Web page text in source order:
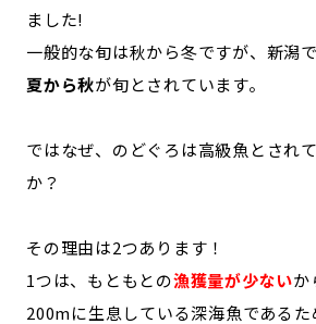
ました!
一般的な旬は秋から冬ですが、新潟
夏から秋が旬とされています。
ではなぜ、のどぐろは高級魚とされ
か？
その理由は2つあります！
1つは、もともとの漁獲量が少ないか
200mに生息している深海魚である